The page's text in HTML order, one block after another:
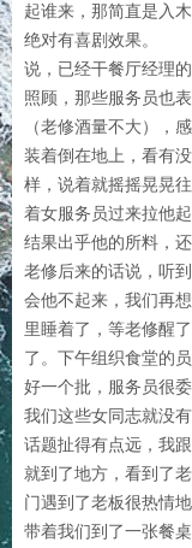
起谁来，那简直是入
绝对有喜剧效果。
说，已经干餐厅经理
照顾，那些服务员也
（老修酒量不大），
装着倒在地上，看有
样，说着就摇摇晃晃
着女服务员过来拉他起
结果出乎他的所料，
老修后来的话说，听
会他不起来，我们再
里睡着了，等老修醒
了。下午组织食堂的
好一个批，服务员很
我们这些女同志就没有
话题扯得有点远，我
就到了地方，看到了
门遇到了老板很热情
带着我们到了一张餐